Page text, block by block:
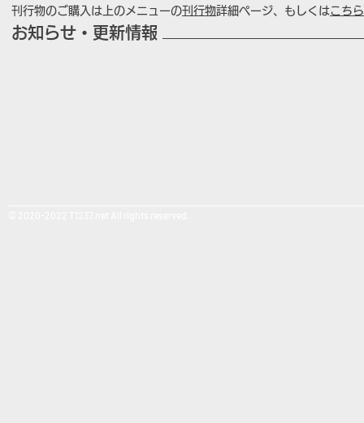
刊行物のご購入は上のメニューの刊行物詳細ページ、もしくはこちら
​お知らせ・更新情報